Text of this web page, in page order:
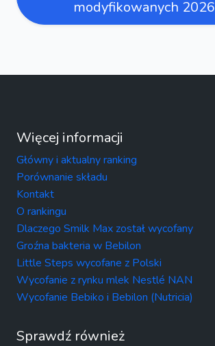
modyfikowanych 2026
Więcej informacji
Główny i aktualny ranking
Porównanie składu
Kontakt
O rankingu
Dlaczego Smilk Max został wycofany
Groźna bakteria w Bebilon
Little Steps wycofane z Polski
Wycofanie z rynku mlek Nestlé NAN
Wycofanie Bebiko i Bebilon (Nutricia)
Sprawdź również